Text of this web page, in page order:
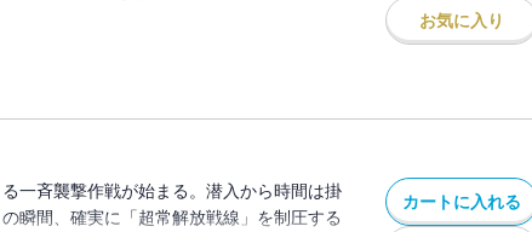
お気に入り
一斉襲撃作戦が始まる。潜入から時間は掛
瞬間、確実に「超常解放戦線」を制圧する
カートに入れる